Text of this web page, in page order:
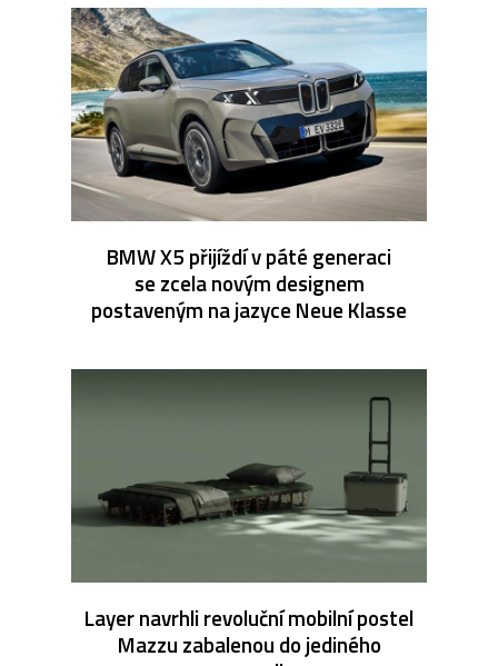
BMW X5 přijíždí v páté generaci
se zcela novým designem
postaveným na jazyce Neue Klasse
Layer navrhli revoluční mobilní postel
Mazzu zabalenou do jediného